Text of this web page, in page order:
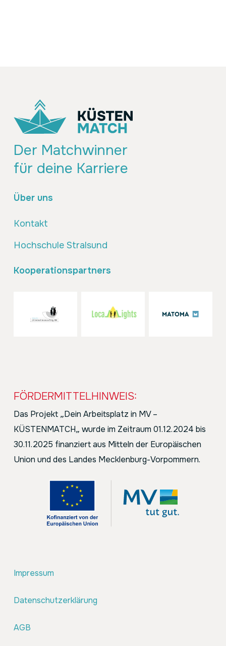
Der Matchwinner
für deine Karriere
Über uns
Kontakt
Hochschule Stralsund
Kooperationspartners
FÖRDERMITTELHINWEIS:
Das Projekt „Dein Arbeitsplatz in MV –
KÜSTENMATCH„ wurde im Zeitraum 01.12.2024 bis
30.11.2025 finanziert aus Mitteln der Europäischen
Union und des Landes Mecklenburg-Vorpommern.
Impressum
Datenschutzerklärung
AGB